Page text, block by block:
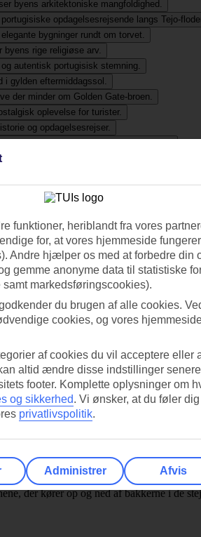
historiske bydele blandt snævre
frokost nede i Docas,
fra oven. Et tip er Miradouro Santa
de Santa Justa, en charmerende
der kører op og ned af bakkerne i de
funktioner, heriblandt fra vores
for, at vores hjemmeside
Andre hjælper os med at forbedre din
gemme anonyme data til statistiske
markedsføringscookies).
du brugen af alle cookies.
cookies, og vores
af cookies du vil acceptere eller
altid ændre disse indstillinger
footer. Komplette oplysninger om
og sikkerhed. Vi ønsker, at du føler
privatlivspolitik.
Administrer Afvis